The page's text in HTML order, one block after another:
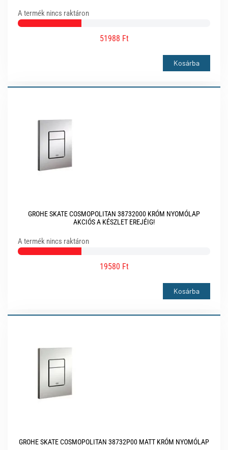
A termék nincs raktáron
51988 Ft
Kosárba
GROHE SKATE COSMOPOLITAN 38732000 KRÓM NYOMÓLAP
AKCIÓS A KÉSZLET EREJÉIG!
A termék nincs raktáron
19580 Ft
Kosárba
GROHE SKATE COSMOPOLITAN 38732P00 MATT KRÓM NYOMÓLAP